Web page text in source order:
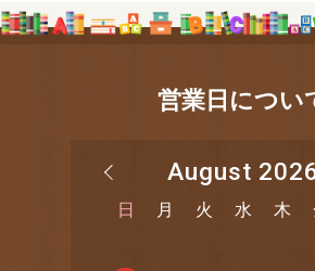
営業日につい
August
日 月 火 水 木